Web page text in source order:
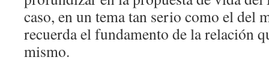
caso, en un tema tan serio como el del
recuerda el fundamento de la relación
mismo.